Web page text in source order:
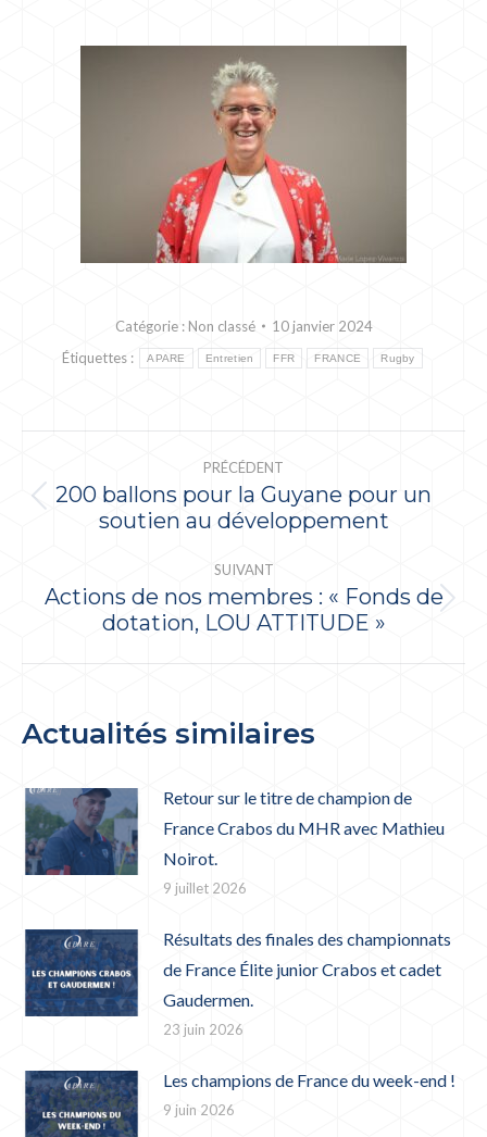
Catégorie :Non classé
10 janvier 2024
Étiquettes :
APARE Entretien FFR FRANCE Rugby
ARTICLE
PRÉCÉDENT
Article
précédent
:
200 ballons pour la Guyane pour un
soutien au développement
SUIVANT
Article
Actions de nos membres : « Fonds de
dotation, LOU ATTITUDE »
Actualités similaires
Retour sur le titre de champion de
France Crabos du MHR avec Mathieu
Noirot.
9 juillet 2026
Résultats des finales des championnats
de France Élite junior Crabos et cadet
Gaudermen.
23 juin 2026
Les champions de France du week-end !
9 juin 2026